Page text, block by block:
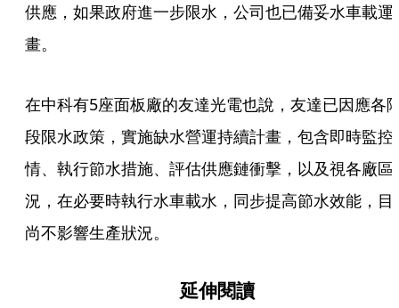
供應，如果政府進一步限水，公司也已備妥水車載運
畫。
在中科有5座面板廠的友達光電也說，友達已因應各
段限水政策，實施缺水營運持續計畫，包含即時監控
情、執行節水措施、評估供應鏈衝擊，以及視各廠區
況，在必要時執行水車載水，同步提高節水效能，目
尚不影響生產狀況。
延伸閱讀